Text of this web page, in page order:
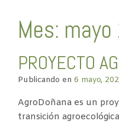
Mes:
PROYECTO
Publicando en 6 mayo,
AgroDoñana es un
transición